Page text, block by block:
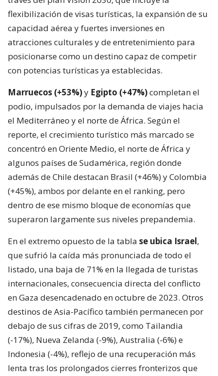
flexibilización de visas turísticas, la expansión de su
capacidad aérea y fuertes inversiones en
atracciones culturales y de entretenimiento para
posicionarse como un destino capaz de competir
con potencias turísticas ya establecidas.
Marruecos (+53%)y Egipto (+47%)completan el
podio, impulsados por la demanda de viajes hacia
el Mediterráneo y el norte de África. Según el
reporte, el crecimiento turístico más marcado se
concentró en Oriente Medio, el norte de África y
algunos países de Sudamérica, región donde
además de Chile destacan Brasil (+46%) y Colombia
(+45%), ambos por delante en el ranking, pero
dentro de ese mismo bloque de economías que
superaron largamente sus niveles prepandemia.
En el extremo opuesto de la tabla se ubica Israel,
que sufrió la caída más pronunciada de todo el
listado, una baja de 71% en la llegada de turistas
internacionales, consecuencia directa del conflicto
en Gaza desencadenado en octubre de 2023. Otros
destinos de Asia-Pacífico también permanecen por
debajo de sus cifras de 2019, como Tailandia
(-17%), Nueva Zelanda (-9%), Australia (-6%) e
Indonesia (-4%), reflejo de una recuperación más
lenta tras los prolongados cierres fronterizos que